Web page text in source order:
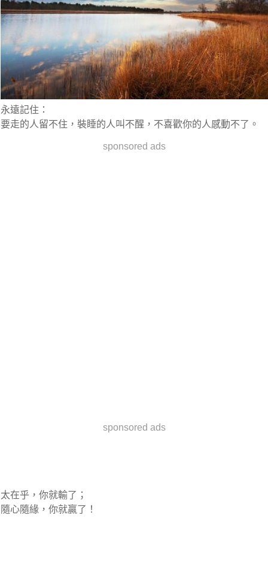
永遠記住：
要走的人留不住，裝睡的人叫不醒，不喜歡你的人感動不了。
sponsored ads
sponsored ads
太在乎，你就輸了；
隨心隨緣，你就贏了！